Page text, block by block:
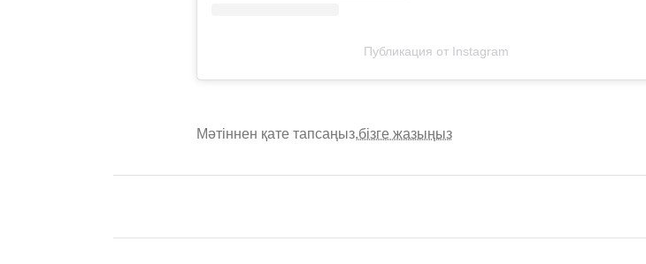
Публикация от Instagram
Мәтіннен қате тапсаңыз,бізге жазыңыз